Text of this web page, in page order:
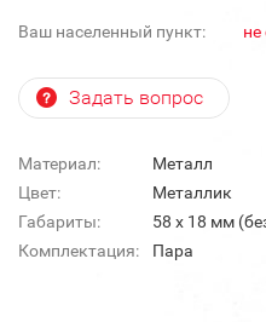
Ваш населенный пункт: не
Задать вопрос
Материал:
Металл
Цвет:
Металлик
Габариты:
58 х 18 мм
Комплектация:
Пара